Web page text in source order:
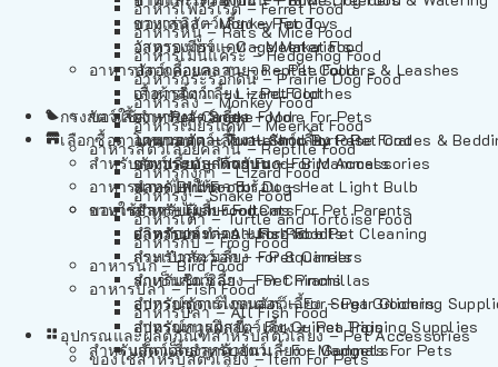
อาหารเฟอร์เร็ต – Ferret Food
อาหารหนู – Rats & Mice Food
อาหารเม่นแคระ – Hedgehog Food
อาหารกระรอกดิน – Prairie Dog Food
อาหารลิง – Monkey Food
อาหารเมียร์แคท – Meerkat Food
อาหารสัตว์เลี้อยคลาน – Reptile Food
อาหารกิ้งก่า – Lizard Food
อาหารงู – Snake Food
อาหารเต่า – Turtle and Tortoise Food
อาหารกบ – Frog Food
อาหารนก – Bird Food
อาหารปลา – Fish Food
อาหารปลา – All Fish Food
อุปกรณและผลิตภัณฑ์สำหรับสัตว์เลี้ยง – Pet Accessories
ของใช้สำหรับสัตว์เลี้ยง – Item For Pets
อาหารลิง – Monkey Food
อาหารเมียร์แคท – Meerkat Food
อาหารสัตว์เลี้อยคลาน – Reptile Food
อาหารกิ้งก่า – Lizard Food
อาหารงู – Snake Food
อาหารเต่า – Turtle and Tortoise Food
อาหารกบ – Frog Food
อาหารนก – Bird Food
อาหารปลา – Fish Food
อาหารปลา – All Fish Food
ของเล่นสัตว์เลี้ยง – Pet Toys
วัสดุรองกรง – Cage Materials
ปลอกคอและสายจูง – Pet Collars & Leashes
เสื้อผ้าสัตว์เลี้ยง – Pet Clothes
ของใช้สำหรับสัตว์เลี้ยง – More For Pets
โดมนอนและที่นอนสัตว์เลี้ยง – Pet Crates &
ของประดับสำหรับนก – Bird Accessories
หลอดไฟให้ความร้อน – Heat Light Bulb
ของใช้สำหรับผู้เลี้ยง – Items For Pet Parents
ผลิตภัณฑ์ทำความสะอาด – Pet Cleaning
กระเป๋าสัตว์เลี้ยง – Pet Carriers
รถเข็นสัตว์เลี้ยง – Pet Prams
อุปกรณ์ตัดแต่งขนสัตว์เลี้ยง – Pet Grooming
อุปกรณ์การฝึกสัตว์เลี้ยง – Pet Training Supplies
แก็ดเจ็ตสำหรับสัตว์เลี้ยง – Gadgets For Pets
กรงสัตว์เลี้ยง – Pet Cages
เลือกซื้อตามหมวดสัตว์เลี้ยง – Shop By Pet
สำหรับสัตว์เลี้ยงลูกด้วยนม – For Mammals
สำหรับสุนัข – For Dogs
สำหรับแมว – For Cats
สำหรับกระต่าย – For Rabbits
สำหรับกระรอก – For Squirrels
สำหรับชินชิล่า – For Chinchillas
สำหรับชูการ์ไกลเดอร์ – For Sugar Gliders
สำหรับหนูแกสบี้ – For Guinea Pigs
สำหรับสัตว์เลี้ยงลูกด้วยนม – For Mammals